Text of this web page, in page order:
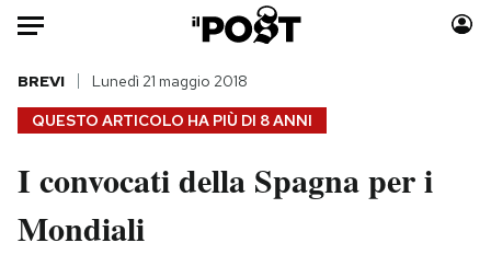
HOME
Italia
Politica
Moda
QUESTO ARTICOLO HA PIÙ DI 8 ANNI
BREVI Lunedì 21 maggio 2018
I convocati della Spagna per i
Mondiali